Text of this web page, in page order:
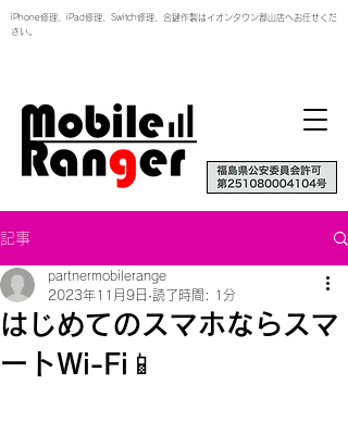
iPhone修理、iPad修理、Switch修理、合鍵作製はイオンタウン郡山店へお任せくだ
さい。
記事
はじめてのスマホならスマ
ートWi-Fi📱
partnermobilerange
2023年11月9日 読了時間: 1分